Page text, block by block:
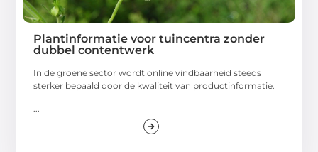
Plantinformatie voor tuincentra zonder
dubbel contentwerk
In de groene sector wordt online vindbaarheid steeds
sterker bepaald door de kwaliteit van productinformatie.